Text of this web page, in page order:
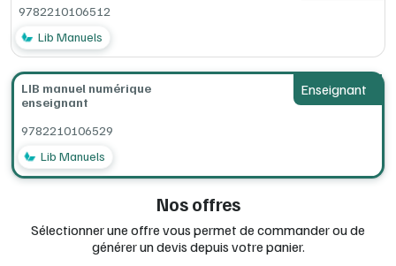
9782210106512
Lib Manuels
Enseignant
LIB manuel numérique
enseignant
9782210106529
Lib Manuels
Nos offres
Sélectionner une offre vous permet de commander ou de
générer un devis depuis votre panier.